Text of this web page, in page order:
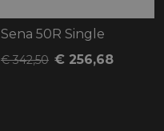
Sena 50R Single
€ 342,50 € 256,68